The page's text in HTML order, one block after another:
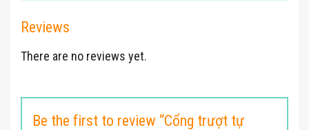
Reviews
There are no reviews yet.
Be the first to review “Cổng trượt tự